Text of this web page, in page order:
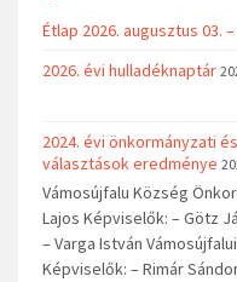
Étlap 2026. augusztus 03.
2026. évi hulladéknaptár
2024. évi önkormányzati
választások eredménye
Vámosújfalu Község
Lajos Képviselők: – Götz
– Varga István
Képviselők: – Rimár